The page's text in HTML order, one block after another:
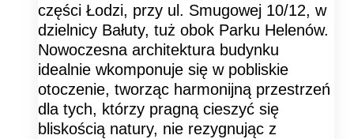
części Łodzi, przy ul. Smugowej 10/12, w
dzielnicy Bałuty, tuż obok Parku Helenów.
Nowoczesna architektura budynku
idealnie wkomponuje się w pobliskie
otoczenie, tworząc harmonijną przestrzeń
dla tych, którzy pragną cieszyć się
bliskością natury, nie rezygnując z